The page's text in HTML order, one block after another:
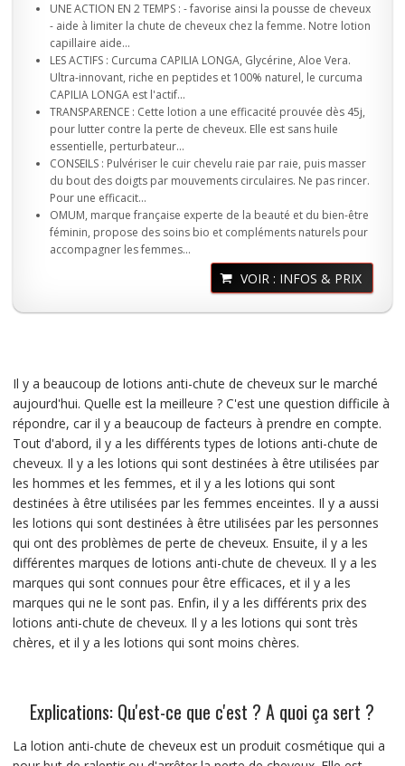
UNE ACTION EN 2 TEMPS : - favorise ainsi la pousse de cheveux
- aide à limiter la chute de cheveux chez la femme. Notre lotion
capillaire aide...
LES ACTIFS : Curcuma CAPILIA LONGA, Glycérine, Aloe Vera.
Ultra-innovant, riche en peptides et 100% naturel, le curcuma
CAPILIA LONGA est l'actif...
TRANSPARENCE : Cette lotion a une efficacité prouvée dès 45j,
pour lutter contre la perte de cheveux. Elle est sans huile
essentielle, perturbateur...
CONSEILS : Pulvériser le cuir chevelu raie par raie, puis masser
du bout des doigts par mouvements circulaires. Ne pas rincer.
Pour une efficacit...
OMUM, marque française experte de la beauté et du bien-être
féminin, propose des soins bio et compléments naturels pour
accompagner les femmes...
VOIR : INFOS & PRIX
Il y a beaucoup de lotions anti-chute de cheveux sur le marché
aujourd'hui. Quelle est la meilleure ? C'est une question difficile à
répondre, car il y a beaucoup de facteurs à prendre en compte.
Tout d'abord, il y a les différents types de lotions anti-chute de
cheveux. Il y a les lotions qui sont destinées à être utilisées par
les hommes et les femmes, et il y a les lotions qui sont
destinées à être utilisées par les femmes enceintes. Il y a aussi
les lotions qui sont destinées à être utilisées par les personnes
qui ont des problèmes de perte de cheveux. Ensuite, il y a les
différentes marques de lotions anti-chute de cheveux. Il y a les
marques qui sont connues pour être efficaces, et il y a les
marques qui ne le sont pas. Enfin, il y a les différents prix des
lotions anti-chute de cheveux. Il y a les lotions qui sont très
chères, et il y a les lotions qui sont moins chères.
Explications: Qu'est-ce que c'est ? A quoi ça sert ?
La lotion anti-chute de cheveux est un produit cosmétique qui a